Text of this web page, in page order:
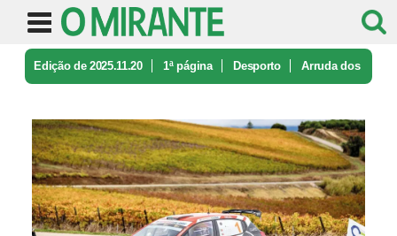
Edição de 2025.11.20 1ª página Desporto Arruda dos